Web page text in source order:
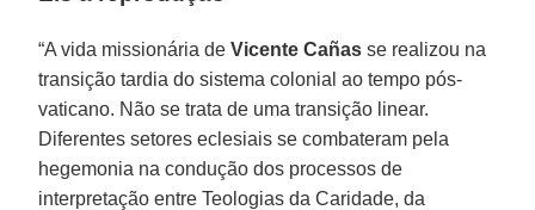
“A vida missionária deVicente Cañas se realizou na
transição tardia do sistema colonial ao tempo pós-
vaticano. Não se trata de uma transição linear.
Diferentes setores eclesiais se combateram pela
hegemonia na condução dos processos de
interpretação entre Teologias da Caridade, da